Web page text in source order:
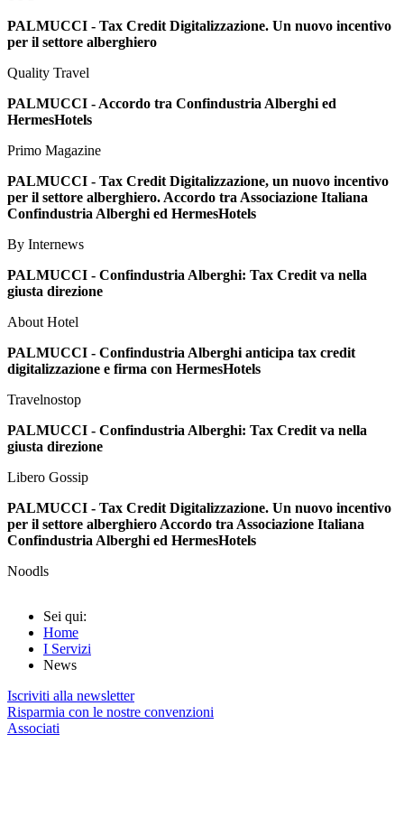
PALMUCCI - Tax Credit Digitalizzazione. Un nuovo incentivo
per il settore alberghiero
Quality Travel
PALMUCCI - Accordo tra Confindustria Alberghi ed
HermesHotels
Primo Magazine
PALMUCCI - Tax Credit Digitalizzazione, un nuovo incentivo
per il settore alberghiero. Accordo tra Associazione Italiana
Confindustria Alberghi ed HermesHotels
By Internews
PALMUCCI - Confindustria Alberghi: Tax Credit va nella
giusta direzione
About Hotel
PALMUCCI - Confindustria Alberghi anticipa tax credit
digitalizzazione e firma con HermesHotels
Travelnostop
PALMUCCI - Confindustria Alberghi: Tax Credit va nella
giusta direzione
Libero Gossip
PALMUCCI - Tax Credit Digitalizzazione. Un nuovo incentivo
per il settore alberghiero Accordo tra Associazione Italiana
Confindustria Alberghi ed HermesHotels
Noodls
Sei qui:
Home
I Servizi
News
Iscriviti alla newsletter
Risparmia con le nostre convenzioni
Associati